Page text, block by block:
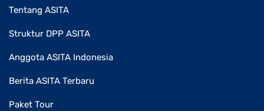
Tentang ASITA
Struktur DPP ASITA
Anggota ASITA Indonesia
Berita ASITA Terbaru
Paket Tour